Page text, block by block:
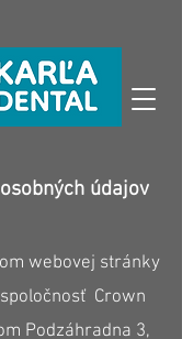
údajov
webovej stránky
Crown
Podzáhradna 3,